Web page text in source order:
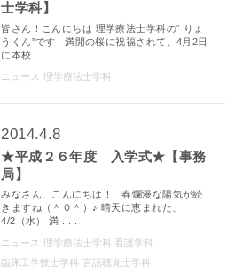
士学科】
皆さん！こんにちは 理学療法士学科の“ りょ
うくん”です 満開の桜に祝福されて、4月2日
に本校 . . .
ニュース 理学療法士学科
2014.4.8
★平成２６年度 入学式★【事務
局】
みなさん、こんにちは！ 春爛漫な陽気が続
きますね（＾０＾）♪ 晴天に恵まれた、
4/2（水） 満 . . .
ニュース 理学療法士学科 看護学科
臨床工学技士学科 言語聴覚士学科